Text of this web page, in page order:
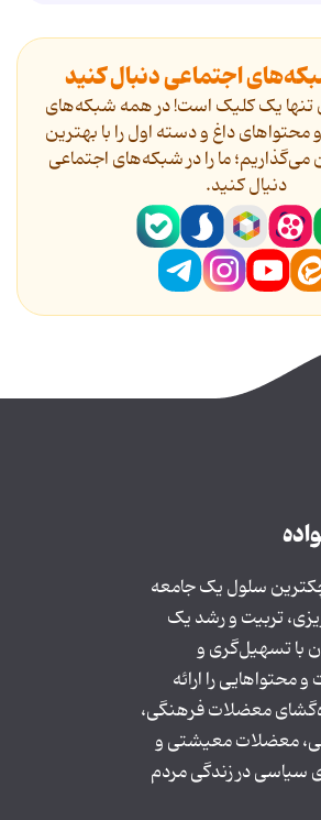
اجتماعی دنبال کنید
تنها یک کلیک است! در همه شبکه‌های
داغ و دسته اول را با بهترین
می‌گذاریم؛ ما را در شبکه‌های اجتماعی
دنیال کنید.
سلول یک جامعه
تربیت و رشد یک
با تسهیل‌گری و
محتواهایی را ارائه
معضلات فرهنگی،
معضلات معیشتی و
سیاسی در زندگی مردم